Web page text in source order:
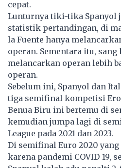
cepat.
Lunturnya tiki-tika Spanyol
statistik pertandingan, di
la Fuente hanya
operan. Sementara itu, sang
melancarkan operan lebih
operan.
Sebelum ini, Spanyol dan
tiga semifinal kompetisi
Benua Biru ini bertemu di
kemudian jumpa lagi di
League pada 2021 dan 2023.
Di semifinal Euro 2020 yang
karena pandemi COVID-19,